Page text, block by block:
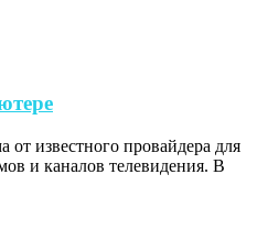
Дом.ru
на
компьютере
известного провайдера для
и каналов телевидения. В